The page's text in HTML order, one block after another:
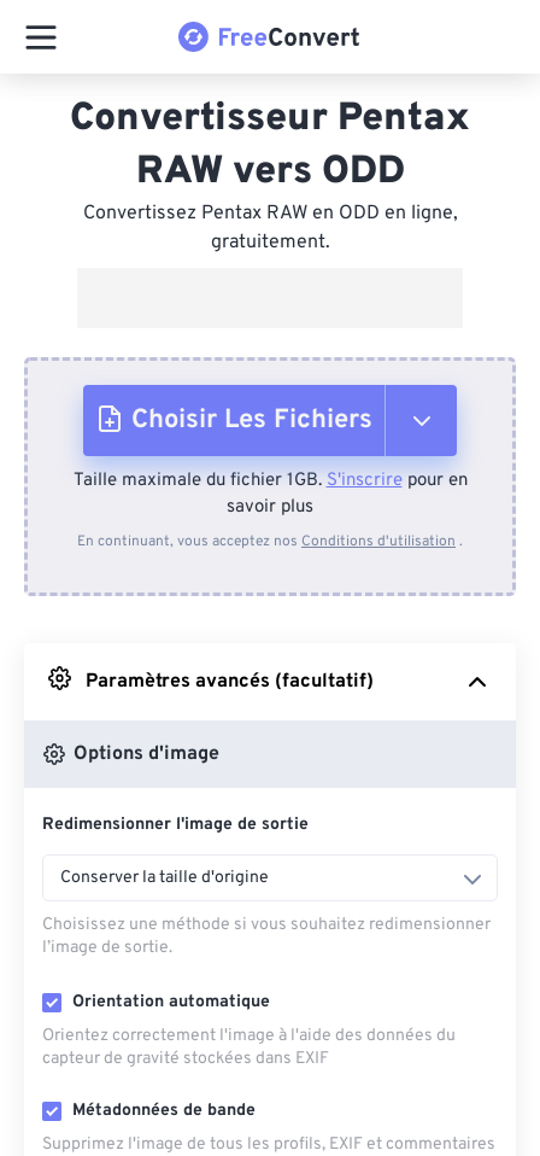
Convertisseur Pentax
RAW vers ODD
Convertissez Pentax RAW en ODD en ligne,
gratuitement.
Choisir Les Fichiers
Depuis l'appareil
Depuis Google Drive
Depuis OneDrive
Depuis l'URL
Taille maximale du fichier 1GB.S'inscrirepour en
savoir plus
En continuant, vous acceptez nos Conditions d'utilisation .
Paramètres avancés (facultatif)
Options d'image
Redimensionner l'image de sortie
Conserver la taille d'origine
Choisissez une méthode si vous souhaitez redimensionner
l’image de sortie.
Orientation automatique
Orientez correctement l'image à l'aide des données du
capteur de gravité stockées dans EXIF
Métadonnées de bande
Supprimez l'image de tous les profils, EXIF ​​et commentaires